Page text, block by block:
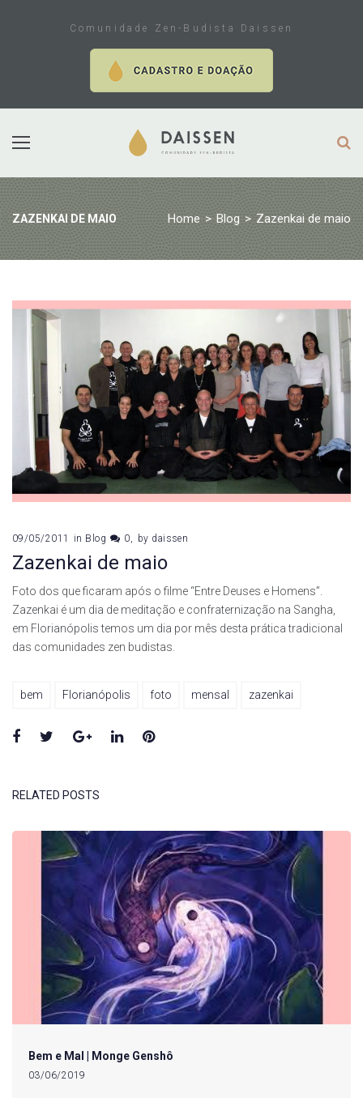
Comunidade Zen-Budista Daissen
ZAZENKAI DE MAIO Home > Blog > Zazenkai de maio
09/05/2011 in Blog 0 by daissen
Zazenkai de maio
Foto dos que ficaram após o filme “Entre Deuses e Homens”.
Zazenkai é um dia de meditação e confraternização na Sangha,
em Florianópolis temos um dia por mês desta prática tradicional
das comunidades zen budistas.
bem Florianópolis foto mensal zazenkai
Facebook
TwitterGoogle+LinkedInPinterest
RELATED POSTS
Bem e Mal | Monge Genshô
03/06/2019